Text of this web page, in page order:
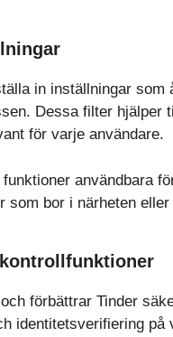
in inställningar
Dessa filter
för varje användare.
användbara
som bor i närheten
förbättrar Tinder
identitetsverifiering